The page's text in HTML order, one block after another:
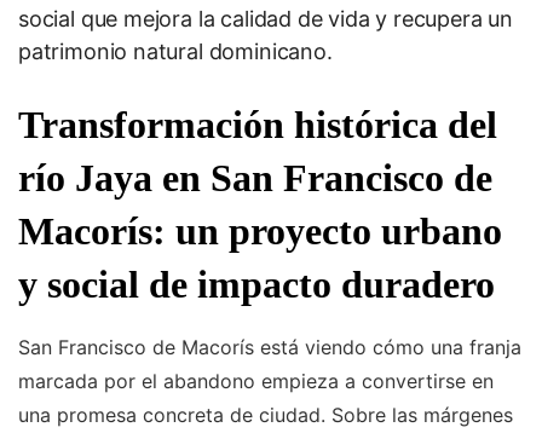
social que mejora la calidad de vida y recupera un
patrimonio natural dominicano.
Transformación histórica del
río Jaya en San Francisco de
Macorís: un proyecto urbano
y social de impacto duradero
San Francisco de Macorís está viendo cómo una franja
marcada por el abandono empieza a convertirse en
una promesa concreta de ciudad. Sobre las márgenes